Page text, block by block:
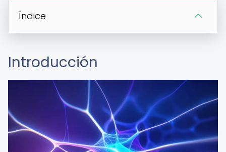
Índice
Introducción